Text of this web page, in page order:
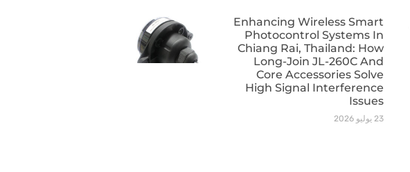
Enhancing Wireless Smart
Photocontrol Systems In
Chiang Rai, Thailand: How
Long-Join JL-260C And
Core Accessories Solve
High Signal Interference
Issues
23 يوليو 2026